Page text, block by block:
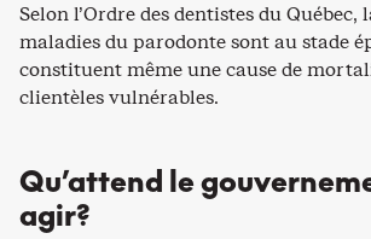
Selon l’Ordre des dentistes du Québec,
maladies du parodonte sont au stade
constituent même une cause de
clientèles vulnérables.
Qu’attend le
agir?